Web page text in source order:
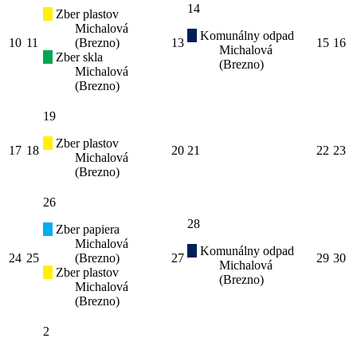
10 11
Zber plastov
Michalová
(Brezno)
Zber skla
Michalová
(Brezno)
13
14
Komunálny odpad
Michalová
(Brezno)
15 16
17 18
19
Zber plastov
Michalová
(Brezno)
20 21 22 23
24 25
26
Zber papiera
Michalová
(Brezno)
Zber plastov
Michalová
(Brezno)
27
28
Komunálny odpad
Michalová
(Brezno)
29 30
2